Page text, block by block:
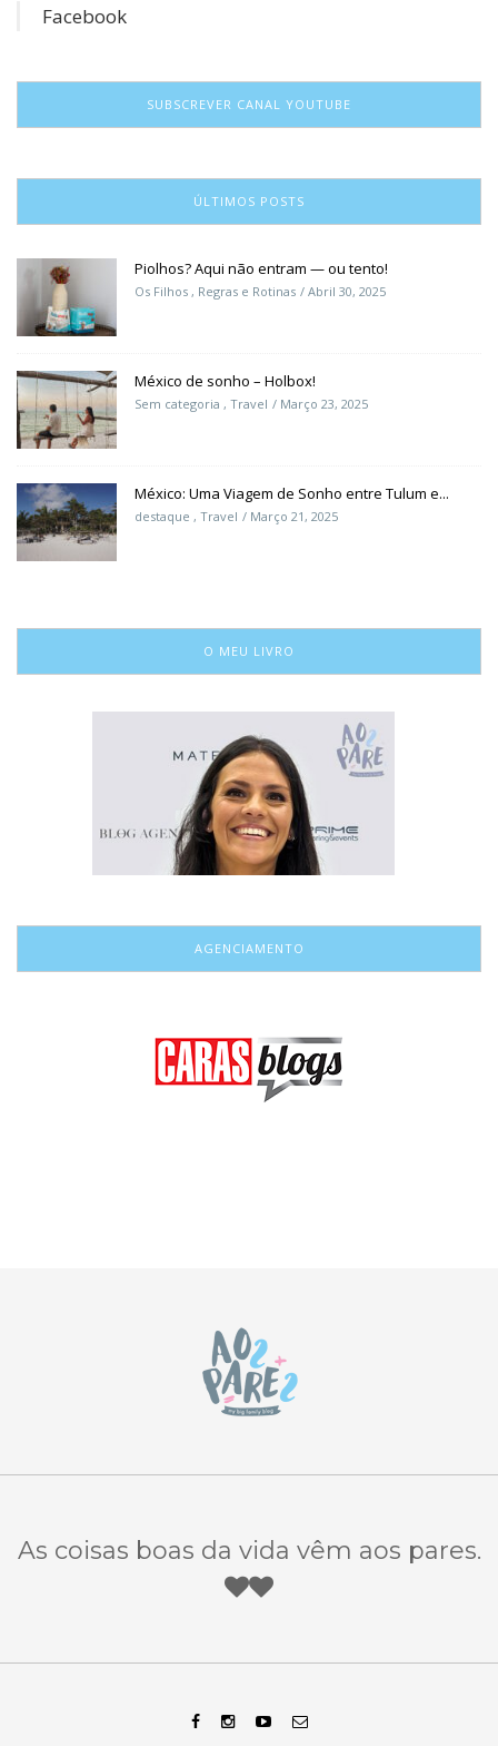
Facebook
SUBSCREVER CANAL YOUTUBE
ÚLTIMOS POSTS
Piolhos? Aqui não entram — ou tento!
Os Filhos , Regras e Rotinas Abril 30, 2025
México de sonho – Holbox!
Sem categoria , Travel Março 23, 2025
México: Uma Viagem de Sonho entre Tulum e...
destaque , Travel Março 21, 2025
O MEU LIVRO
AGENCIAMENTO
As coisas boas da vida vêm aos pares.